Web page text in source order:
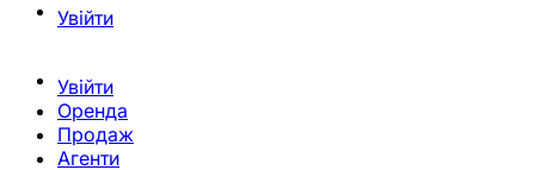
Увійти
Увійти
Оренда
Продаж
Агенти